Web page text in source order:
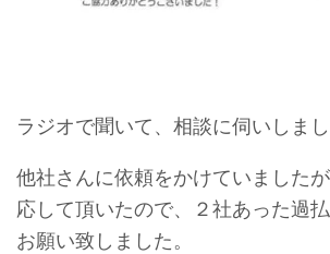
ラジオで聞いて、相談に伺いしまし
他社さんに依頼をかけていました
応して頂いたので、２社あった過
お願い致しました。